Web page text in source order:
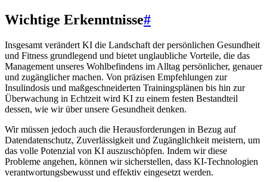
Wichtige Erkenntnisse#
Insgesamt verändert KI die Landschaft der persönlichen Gesundheit
und Fitness grundlegend und bietet unglaubliche Vorteile, die das
Management unseres Wohlbefindens im Alltag persönlicher, genauer
und zugänglicher machen. Von präzisen Empfehlungen zur
Insulindosis und maßgeschneiderten Trainingsplänen bis hin zur
Überwachung in Echtzeit wird KI zu einem festen Bestandteil
dessen, wie wir über unsere Gesundheit denken.
Wir müssen jedoch auch die Herausforderungen in Bezug auf
Datendatenschutz, Zuverlässigkeit und Zugänglichkeit meistern, um
das volle Potenzial von KI auszuschöpfen. Indem wir diese
Probleme angehen, können wir sicherstellen, dass KI-Technologien
verantwortungsbewusst und effektiv eingesetzt werden.